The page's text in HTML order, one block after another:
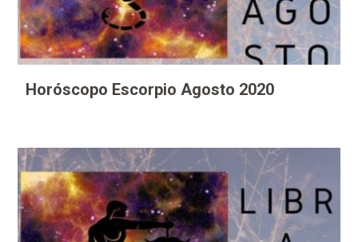
Horóscopo Escorpio Agosto 2020